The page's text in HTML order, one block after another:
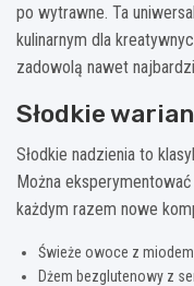
po wytrawne. Ta
kulinarnym dla
zadowolą nawet
Słodkie
Słodkie nadzienia to
Można
każdym razem nowe
Świeże owoce z
Dżem bezglutenowy z